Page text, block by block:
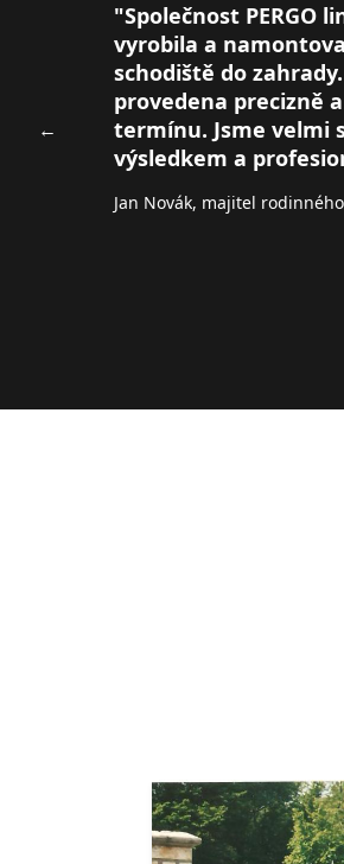
"Společnost PERGO
vyrobila a
schodiště do
provedena precizně
termínu. Jsme velmi
výsledkem a
Jan Novák, majitel
←